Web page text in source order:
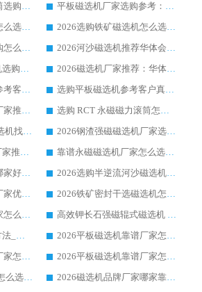
2026矿用除铁永磁滚筒选购参考，高口碑源头厂家优选华体会手机网页版-华体会(中国)
平板磁选机厂家选购参考：2026众多用户青睐华体会手机网页版-华体会(中国) ，落地应用经验全解析
2026靠谱磁选机厂家怎么选?综合实测，众多客户青睐华体会手机网页版-华体会(中国) 设备
2026选购铁矿磁选机怎么选?综合口碑出众的华体会手机网页版-华体会(中国) 值得矿山用户参考
2026干湿式磁选机选购怎么选?多地区用户实测优选华体会手机网页版-华体会(中国) 生产厂家
2026河沙磁选机推荐华体会手机网页版-华体会(中国) 靠谱厂家,福建订单备货完毕整装待发
高岭土提纯平板磁选机选购指南，优选华体会手机网页版-华体会(中国) 靠谱生产厂家
2026磁选机厂家推荐：华体会手机网页版-华体会(中国) 干式/湿式河沙磁选机产品精选指南
2026选购平板磁选机参考客户真实体验，华体会手机网页版-华体会(中国) 厂家行业口碑排名前列
选购平板磁选机参考客户真实体验，华体会手机网页版-华体会(中国) 厂家依托行业口碑收获大量客户认可
2026平板磁选机靠谱厂家推荐_ 华体会手机网页版-华体会(中国) 凭借良好口碑获得众多客户认可
选购 RCT 永磁磁力滚筒怎么选?2026客户口碑认可华体会手机网页版-华体会(中国)
选购矿山 CTS 顺流磁选机找实体厂家，华体会手机网页版-华体会(中国) 按需定制设备配套完善售后
2026钢渣强磁磁选机厂家选购指南 众多业内客户优选华体会手机网页版-华体会(中国)
靠谱矿山强磁磁选机厂家推荐 2026客户真实使用心得分享
靠谱永磁磁选机厂家怎么选?福建客户真实体验分享华体会手机网页版-华体会(中国) 品牌
2026磁选机生产厂家哪家好?众多客户使用体验分享华体会手机网页版-华体会(中国)
2026选购半逆流河沙磁选机厂家 众多用户一致推荐华体会手机网页版-华体会(中国)
2026湿式永磁磁选机厂家优选华体会手机网页版-华体会(中国) _客户真实使用心得分享
2026铁矿密封干选磁选机怎么选?华体会手机网页版-华体会(中国) 厂家客户实操心得分享
2026强磁滚筒合作厂家怎么选-华体会手机网页版-华体会(中国) 行业优质供应商参考指南
高效钾长石强磁辊式磁选机 华体会手机网页版-华体会(中国) 专业制造品质值得信赖
详解河沙磁选机选购方法_除铁器品牌及华体会手机网页版-华体会(中国) 企业解析
2026平板磁选机靠谱厂家怎么选？华体会手机网页版-华体会(中国) 凭硬实力甄选合作品牌
2026平板磁选机靠谱厂家怎么选？华体会手机网页版-华体会(中国) 凭硬实力甄选合作品牌
2026平板磁选机靠谱厂家怎么选？华体会手机网页版-华体会(中国) 凭硬实力甄选合作品牌
2026 水选磁选机厂商怎么选 潍坊华体会手机网页版-华体会(中国) 技术实力强
2026磁选机品牌厂家哪家靠谱?行业优选华体会手机网页版-华体会(中国) 实力出众